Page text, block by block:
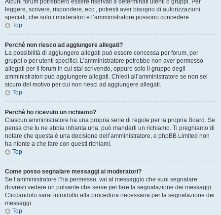
Alcuni forum potrebbero essere riservati a determinati utenti o gruppi. Per
leggere, scrivere, rispondere, ecc., potresti aver bisogno di autorizzazioni
speciali, che solo i moderatori e l’amministratore possono concedere.
Top
Perché non riesco ad aggiungere allegati?
La possibilità di aggiungere allegati può essere concessa per forum, per
gruppi o per utenti specifici. L’amministratore potrebbe non aver permesso
allegati per il forum in cui stai scrivendo, oppure solo il gruppo degli
amministratori può aggiungere allegati. Chiedi all’amministratore se non sei
sicuro del motivo per cui non riesci ad aggiungere allegati.
Top
Perché ho ricevuto un richiamo?
Ciascun amministratore ha una propria serie di regole per la propria Board. Se
pensa che tu ne abbia infranta una, può mandarti un richiamo. Ti preghiamo di
notare che questa è una decisione dell’amministratore, e phpBB Limited non
ha niente a che fare con questi richiami.
Top
Come posso segnalare messaggi ai moderatori?
Se l’amministratore l’ha permesso, vai al messaggio che vuoi segnalare:
dovresti vedere un pulsante che serve per fare la segnalazione dei messaggi.
Cliccandolo sarai introdotto alla procedura necessaria per la segnalazione dei
messaggi.
Top